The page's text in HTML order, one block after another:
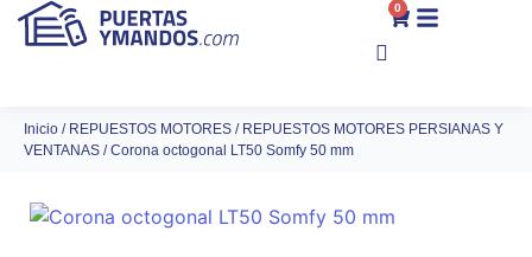
0
Inicio / REPUESTOS MOTORES / REPUESTOS MOTORES PERSIANAS Y
VENTANAS / Corona octogonal LT50 Somfy 50 mm